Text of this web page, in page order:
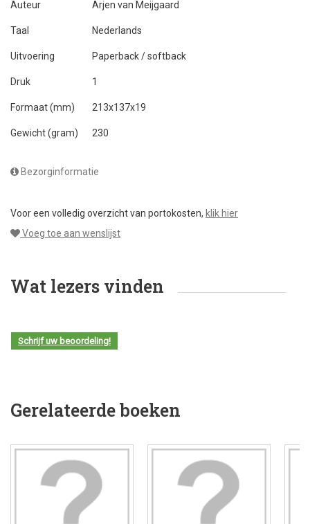
Auteur Arjen van Meijgaard
Taal Nederlands
Uitvoering Paperback / softback
Druk 1
Formaat (mm) 213x137x19
Gewicht (gram) 230
Bezorginformatie
Voor een volledig overzicht van portokosten, klik hier
Voeg toe aan wenslijst
Wat lezers vinden
Schrijf uw beoordeling!
Gerelateerde boeken